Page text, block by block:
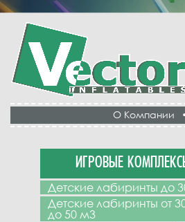
О Компании
ИГРОВЫЕ
Детские лабиринты до
Детские лабиринты от
до 50 м3